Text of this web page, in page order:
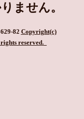
ません。
82 Copyright(c)
reserved.